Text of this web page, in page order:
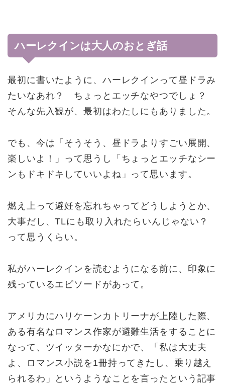
ハーレクインは大人のおとぎ話
最初に書いたように、ハーレクインって昼ドラみ
たいなあれ？ ちょっとエッチなやつでしょ？
そんな先入観が、最初はわたしにもありました。
でも、今は「そうそう、昼ドラよりすごい展開、
楽しいよ！」って思うし「ちょっとエッチなシー
ンもドキドキしていいよね」って思います。
燃え上って避妊を忘れちゃってどうしようとか、
大事だし、TLにも取り入れたらいんじゃない？
って思うくらい。
私がハーレクインを読むようになる前に、印象に
残っているエピソードがあって。
アメリカにハリケーンカトリーナが上陸した際、
ある有名なロマンス作家が避難生活をすることに
なって、ツイッターかなにかで、「私は大丈夫
よ、ロマンス小説を1冊持ってきたし、乗り越え
られるわ」というようなことを言ったという記事